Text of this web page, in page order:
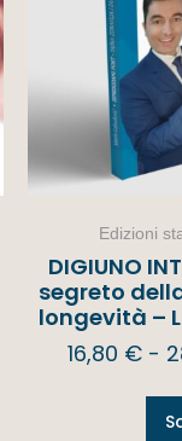
Edizioni
DIGIUNO
segreto
longevità –
16,80 € -